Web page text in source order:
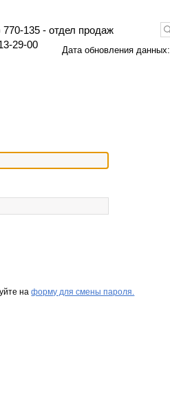
770-135 - отдел продаж
29-00
Дата обновления данных:
наформу для смены пароля.